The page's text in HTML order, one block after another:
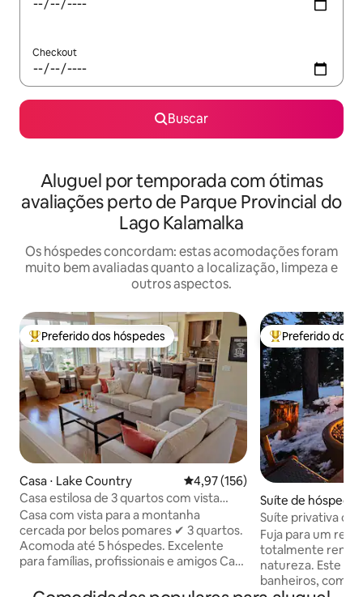
Checkout
Buscar
Aluguel por temporada com ótimas
avaliações perto de Parque Provincial do
Lago Kalamalka
Os hóspedes concordam: estas acomodações foram
muito bem avaliadas quanto a localização, limpeza e
outros aspectos.
Entre os melhores preferidos dos hóspedes
Preferido dos hóspedes
Casa ⋅ Lake Country 4,97 de uma avaliação média de
4,97 (156)
Casa estilosa de 3 quartos com vista
deslumbrante para a montanha e mesa
de fogo!
Casa com vista para a montanha
cercada por belos pomares ✔ 3 quartos.
Acomoda até 5 hóspedes. Excelente
para famílias, profissionais e amigos Casa
Enorme espaço ao ar livre de 500 pés
Entre os
Preferido dos
Suíte de
elowna
Suíte privativa
coração de
Fuja para um
totalmente
natureza. Este
banheiros, com